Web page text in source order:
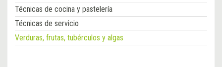
Técnicas de cocina y pastelería
Técnicas de servicio
Verduras, frutas, tubérculos y algas